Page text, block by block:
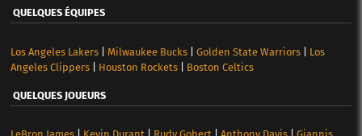
QUELQUES ÉQUIPES
Los Angeles Lakers| Milwaukee Bucks| Golden State Warriors| Los
Angeles Clippers| Houston Rockets| Boston Celtics
QUELQUES JOUEURS